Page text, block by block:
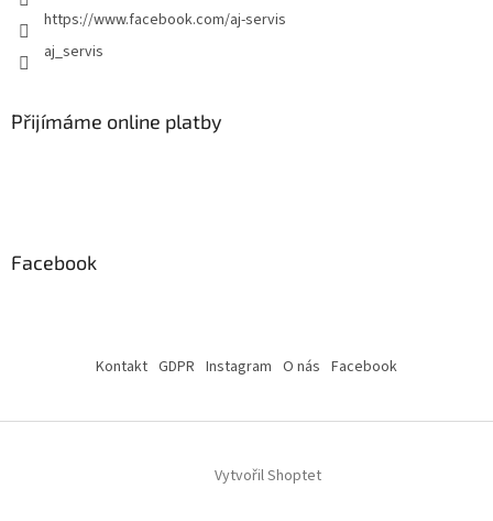
https://www.facebook.com/aj-servis
aj_servis
Přijímáme online platby
Facebook
Kontakt GDPR Instagram O nás Facebook
Vytvořil Shoptet